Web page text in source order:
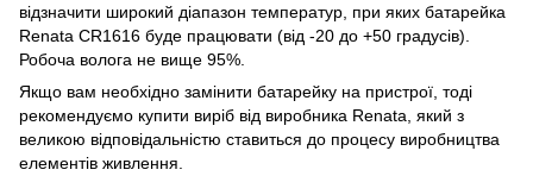
відзначити широкий діапазон температур, при яких батарейка
Renata CR1616 буде працювати (від -20 до +50 градусів).
Робоча волога не вище 95%.
Якщо вам необхідно замінити батарейку на пристрої, тоді
рекомендуємо купити виріб від виробника Renata, який з
великою відповідальністю ставиться до процесу виробництва
елементів живлення.